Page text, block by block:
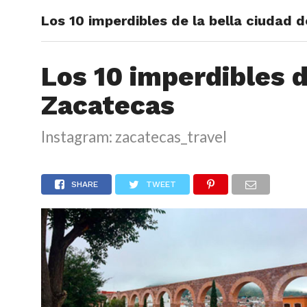
Los 10 imperdibles de la bella ciudad
Los 10 imperdibles
Zacatecas
Instagram: zacatecas_travel
SHARE TWEET